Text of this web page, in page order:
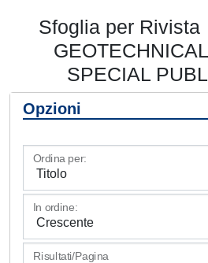
Sfoglia per
SPECIAL
Opzioni
Ordina per:
In ordine:
Risultati/Pagina